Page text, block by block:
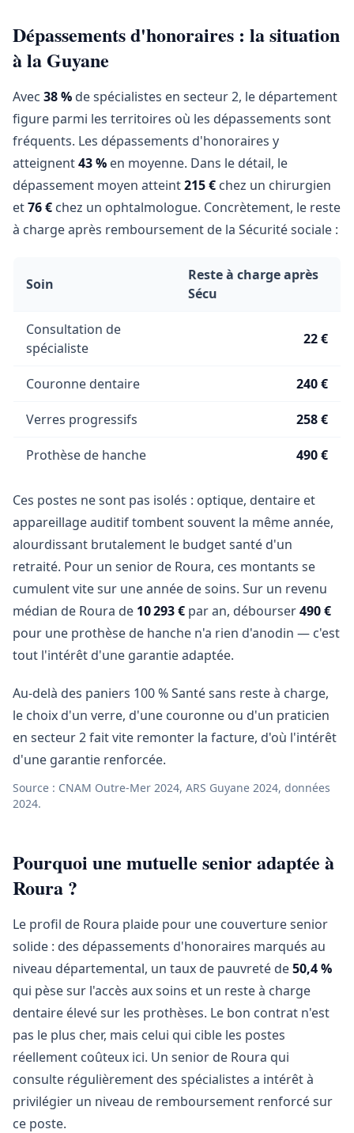
Dépassements d'honoraires : la situation
à la Guyane
Avec 38 % de spécialistes en secteur 2, le département
figure parmi les territoires où les dépassements sont
fréquents. Les dépassements d'honoraires y
atteignent43 % en moyenne. Dans le détail, le
dépassement moyen atteint215 € chez un chirurgien
et76 € chez un ophtalmologue. Concrètement, le reste
à charge après remboursement de la Sécurité sociale :
Soin
Reste à charge après
Sécu
Consultation de
spécialiste
22 €
Couronne dentaire 240 €
Verres progressifs 258 €
Prothèse de hanche 490 €
Ces postes ne sont pas isolés : optique, dentaire et
appareillage auditif tombent souvent la même année,
alourdissant brutalement le budget santé d'un
retraité. Pour un senior de Roura, ces montants se
cumulent vite sur une année de soins. Sur un revenu
médian de Roura de 10 293 € par an, débourser490 €
pour une prothèse de hanche n'a rien d'anodin — c'est
tout l'intérêt d'une garantie adaptée.
Au-delà des paniers 100 % Santé sans reste à charge,
le choix d'un verre, d'une couronne ou d'un praticien
en secteur 2 fait vite remonter la facture, d'où l'intérêt
d'une garantie renforcée.
Source : CNAM Outre-Mer 2024, ARS Guyane 2024, données
2024.
Pourquoi une mutuelle senior adaptée à
Roura ?
Le profil de Roura plaide pour une couverture senior
solide : des dépassements d'honoraires marqués au
niveau départemental, un taux de pauvreté de50,4 %
qui pèse sur l'accès aux soins et un reste à charge
dentaire élevé sur les prothèses. Le bon contrat n'est
pas le plus cher, mais celui qui cible les postes
réellement coûteux ici. Un senior de Roura qui
consulte régulièrement des spécialistes a intérêt à
privilégier un niveau de remboursement renforcé sur
ce poste.